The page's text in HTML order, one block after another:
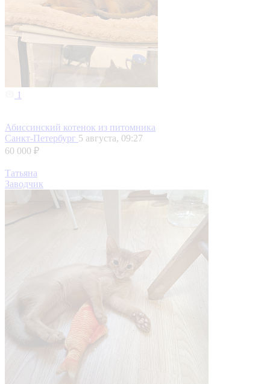
1
Абиссинский котенок из питомника
Санкт-Петербург 5 августа, 09:27
60 000 ₽
Татьяна
Заводчик